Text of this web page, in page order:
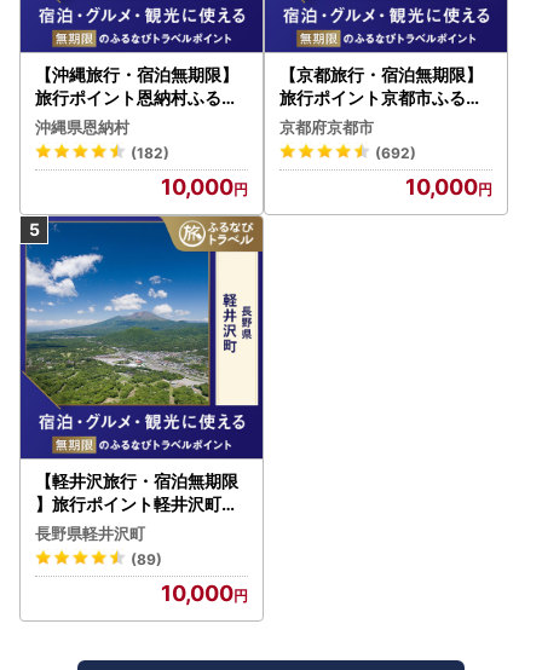
【沖縄旅行・宿泊無期限】
旅行ポイント恩納村ふるな
びトラベルポイント
沖縄県恩納村
(182)
10,000
【京都旅行・宿泊無期限】
旅行ポイント京都市ふるな
びトラベルポイント
京都府京都市
(692)
10,000
【軽井沢旅行・宿泊無期限
】旅行ポイント軽井沢町ふ
るなびトラベルポイント
長野県軽井沢町
(89)
10,000